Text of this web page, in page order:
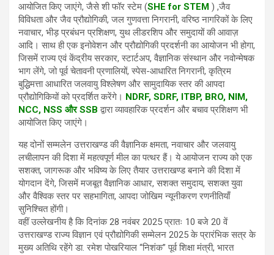
आयोजित किए जाएंगे, जैसे शी फॉर स्टेम (SHE for STEM ) ,जैव
विविधता और जैव प्रौद्योगिकी, जल गुणवत्ता निगरानी, वरिष्ठ नागरिकों के लिए
नवाचार, भीड़ प्रबंधन प्रशिक्षण, युथ लीडरशिप और समुदायों की आवाज़
आदि। साथ ही एक इनोवेशन और प्रौद्योगिकी प्रदर्शनी का आयोजन भी होगा,
जिसमें राज्य एवं केंद्रीय सरकार, स्टार्टअप, वैज्ञानिक संस्थान और नवोन्मेषक
भाग लेंगे, जो पूर्व चेतावनी प्रणालियों, स्पेस-आधारित निगरानी, कृत्रिम
बुद्धिमत्ता आधारित जलवायु विश्लेषण और सामुदायिक स्तर की आपदा
प्रौद्योगिकियों को प्रदर्शित करेंगे। NDRF, SDRF, ITBP, BRO, NIM,
NCC, NSS और SSB द्वारा व्यावहारिक प्रदर्शन और बचाव प्रशिक्षण भी
आयोजित किए जाएंगे।
यह दोनों सम्मलेन उत्तराखण्ड की वैज्ञानिक क्षमता, नवाचार और जलवायु
लचीलापन की दिशा में महत्वपूर्ण मील का पत्थर हैं। ये आयोजन राज्य को एक
सशक्त, जागरूक और भविष्य के लिए तैयार उत्तराखण्ड बनाने की दिशा में
योगदान देंगे, जिसमें मजबूत वैज्ञानिक आधार, सशक्त समुदाय, सशक्त युवा
और वैश्विक स्तर पर सहभागिता, आपदा जोखिम न्यूनीकरण रणनीतियाँ
सुनिश्चित होंगी।
वहीं उल्लेखनीय है कि दिनांक 28 नवंबर 2025 प्रातः 10 बजे 20 वें
उत्तराखण्ड राज्य विज्ञान एवं प्रौद्योगिकी सम्मेलन 2025 के प्रारंभिक सत्र के
मुख्य अतिथि रहेंगे डा. रमेश पोखरियाल “निशंक” पूर्व शिक्षा मंत्री, भारत